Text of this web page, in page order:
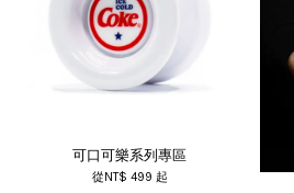
可口可樂系列專區
從NT$ 499 起